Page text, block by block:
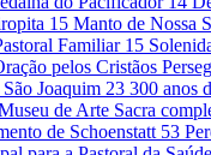
15 Manto de Nossa
Familiar 15
pelos Cristãos
Joaquim 23 300 anos
de Arte Sacra
de Schoenstatt 53